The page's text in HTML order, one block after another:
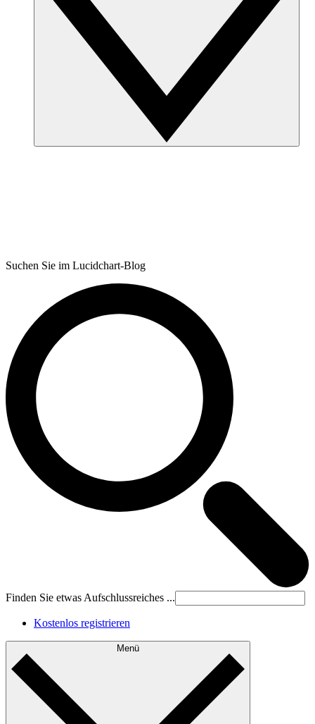
Suchen Sie im Lucidchart-Blog
Finden Sie etwas Aufschlussreiches ...
Kostenlos registrieren
Menü